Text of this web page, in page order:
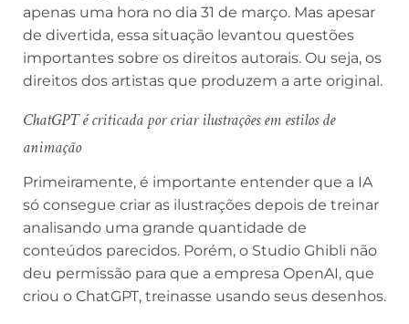
apenas uma hora no dia 31 de março. Mas apesar
de divertida, essa situação levantou questões
importantes sobre os direitos autorais. Ou seja, os
direitos dos artistas que produzem a arte original.
ChatGPT é criticada por criar ilustrações em estilos de
animação
Primeiramente, é importante entender que a IA
só consegue criar as ilustrações depois de treinar
analisando uma grande quantidade de
conteúdos parecidos. Porém, o Studio Ghibli não
deu permissão para que a empresa OpenAI, que
criou o ChatGPT, treinasse usando seus desenhos.